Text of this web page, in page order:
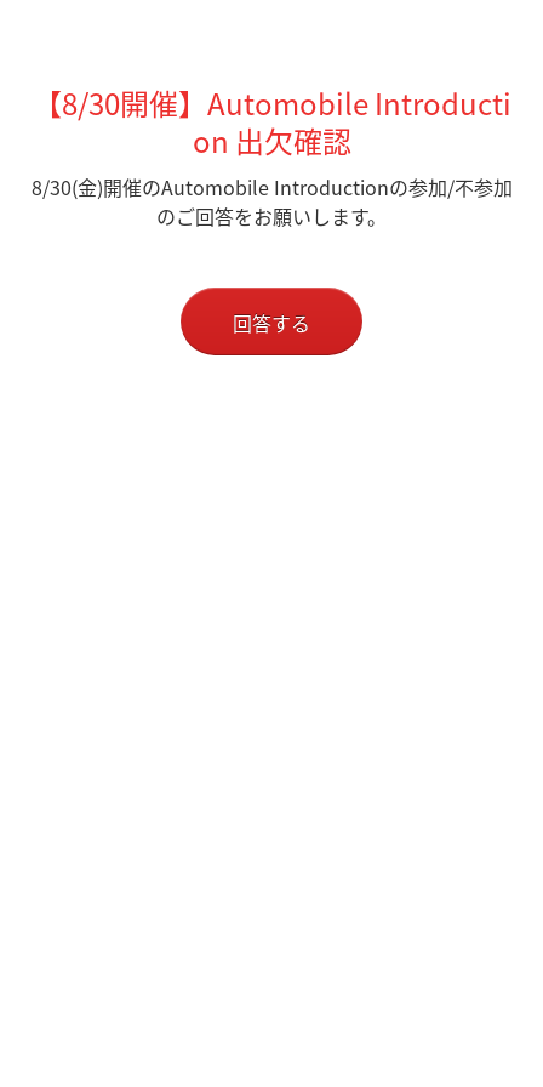
【8/30開催】Automobile Introducti
on 出欠確認
8/30(金)開催のAutomobile Introductionの参加/不参加
のご回答をお願いします。
回答する